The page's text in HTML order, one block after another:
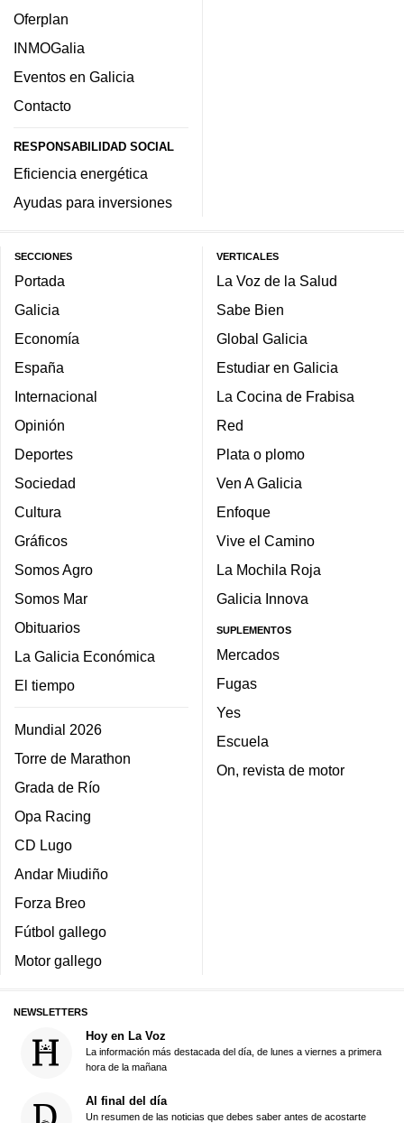
Oferplan
INMOGalia
Eventos en Galicia
Contacto
RESPONSABILIDAD SOCIAL
Eficiencia energética
Ayudas para inversiones
SECCIONES
Portada
Galicia
Economía
España
Internacional
Opinión
Deportes
Sociedad
Cultura
Gráficos
Somos Agro
Somos Mar
Obituarios
La Galicia Económica
El tiempo
Mundial 2026
Torre de Marathon
Grada de Río
Opa Racing
CD Lugo
Andar Miudiño
Forza Breo
Fútbol gallego
Motor gallego
VERTICALES
La Voz de la Salud
Sabe Bien
Global Galicia
Estudiar en Galicia
La Cocina de Frabisa
Red
Plata o plomo
Ven A Galicia
Enfoque
Vive el Camino
La Mochila Roja
Galicia Innova
SUPLEMENTOS
Mercados
Fugas
Yes
Escuela
On, revista de motor
NEWSLETTERS
Hoy en La Voz
La información más destacada del día, de lunes a viernes a primera
hora de la mañana
Al final del día
Un resumen de las noticias que debes saber antes de acostarte